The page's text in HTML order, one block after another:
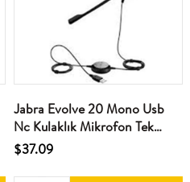
Jabra Evolve 20 Mono Usb
Nc Kulaklık Mikrofon Tek
Taraflı
$37.09